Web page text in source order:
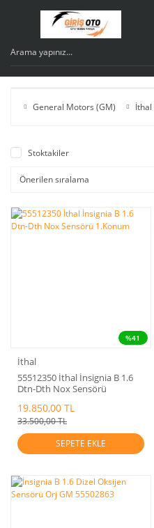
General Motors (GM) İthal
Stoktakiler
%41
İthal
55512350 İthal İnsignia B 1.6
Dtn-Dth Nox Sensörü
19.850,00 TL
33.500,00 TL
SEPETE EKLE